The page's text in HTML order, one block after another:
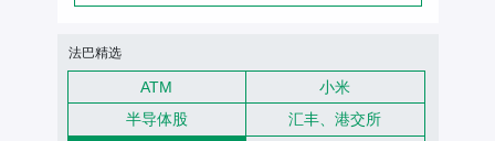
认股证搜寻条件
法巴精选
ATM
小米
半导体股
汇丰、港交所